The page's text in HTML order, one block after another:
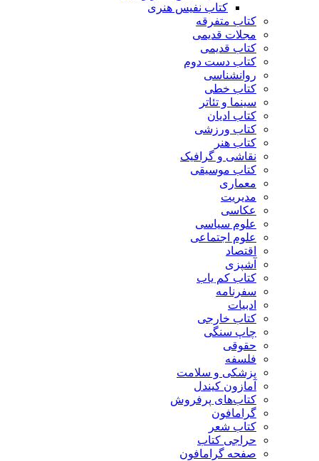
کتاب نفیس هنری
کتاب متفرقه
مجلات قدیمی
کتاب قدیمی
کتاب دست دوم
روانشناسی
کتاب خطی
سینما و تئاتر
کتاب ادیان
کتاب ورزشی
کتاب هنر
نقاشی و گرافیک
کتاب موسیقی
معماری
مدیریت
عکاسی
علوم سیاسی
علوم اجتماعی
اقتصاد
آشپزی
کتاب کم یاب
سفرنامه
ادبیات
کتاب خارجی
چاپ سنگی
حقوقی
فلسفه
پزشکی و سلامت
آمازون کیندل
کتاب‌های پرفروش
گرامافون
کتاب شعر
حراجی کتاب
صفحه گرامافون